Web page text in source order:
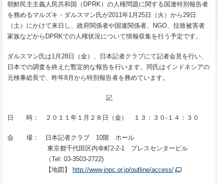
朝鮮民主主義人民共和国（DPRK）の人権問題に関する国連特別報告者
を務めるマルズキ・ダルスマン氏が2011年1月25日（火）から29日
（土）にかけて来日し、政府関係者や国連関係者、NGO、拉致被害者
家族などからDPRKでの人権状況について情報収集を行う予定です。
ダルスマン氏は1月28日（金）、日本記者クラブにて記者会見を行い、
日本での調査を終えた暫定的な報告を行います。同氏はインドネシアの
元検事総長で、昨年8月から特別報告者を務めています。
記
日 時： ２０１１年１月２８日（金） １３：３０-１４：３０
会 場： 日本記者クラブ 10階 ホール
東京都千代田区内幸町2-2-1 プレスセンタービル
（Tel: 03-3503-2722)
【地図】
http://www.jnpc.or.jp/outline/access/